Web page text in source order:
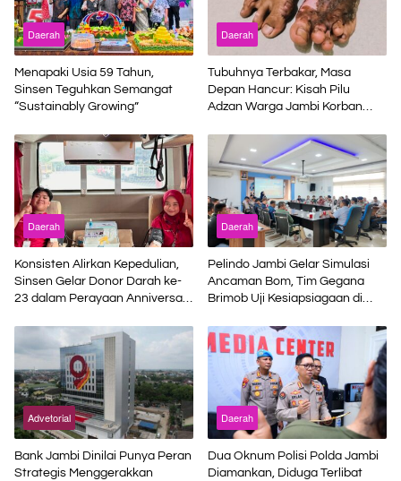
Daerah
Menapaki Usia 59 Tahun,
Sinsen Teguhkan Semangat
“Sustainably Growing”
Daerah
Tubuhnya Terbakar, Masa
Depan Hancur: Kisah Pilu
Adzan Warga Jambi Korban
Daerah
Konsisten Alirkan Kepedulian,
Sinsen Gelar Donor Darah ke-
23 dalam Perayaan Anniversary
Daerah
Pelindo Jambi Gelar Simulasi
Ancaman Bom, Tim Gegana
Brimob Uji Kesiapsiagaan di
Advetorial
Bank Jambi Dinilai Punya Peran
Strategis Menggerakkan
Daerah
Dua Oknum Polisi Polda Jambi
Diamankan, Diduga Terlibat